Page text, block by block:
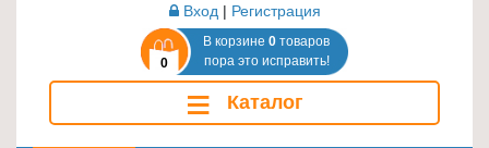
Вход | Регистрация
0
В корзине 0 товаров
пора это исправить!
≡ Каталог
Пластиковая